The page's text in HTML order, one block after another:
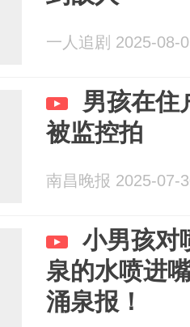
一人追剧 2025-08-
男孩在住
被监控拍
南昌晚报 2025-07-
小男孩对
泉的水喷进
涌泉报！